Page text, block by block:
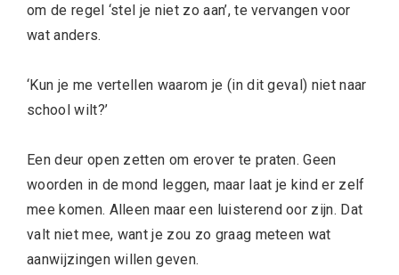
om de regel ‘stel je niet zo aan’, te vervangen voor
wat anders.
‘Kun je me vertellen waarom je (in dit geval) niet naar
school wilt?’
Een deur open zetten om erover te praten. Geen
woorden in de mond leggen, maar laat je kind er zelf
mee komen. Alleen maar een luisterend oor zijn. Dat
valt niet mee, want je zou zo graag meteen wat
aanwijzingen willen geven.